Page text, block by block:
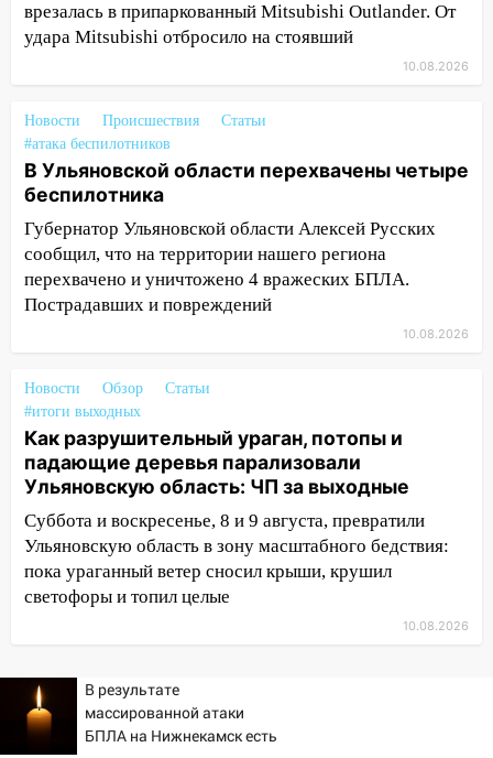
10:00 В Кузоватово ураганный ветер
повредил кровли районного дома
09:20
машину в Ульяновске попал на видео
09:16 Утро ульяновских водителей
началось с «глухой» пробки на старом
мосту
09:10 Соцсети: на Московском шоссе в
Ульяновске произошла авария
07:00 Прохладная ночь и ветреный
день: прогноз погоды в Ульяновске 10
августа
Как разрушительный ураган,
потопы и падающие деревья
парализовали Ульяновскую область: ЧП
за выходные
05:00
Боль, скованность и старение
дисков: как повседневные привычки
незаметно разрушают наш позвоночник
врезалась в припаркованный Mitsubishi Outlander. От
удара Mitsubishi отбросило на стоявший
10.08.2026
Новости Происшествия
Статьи
#атака беспилотников
В Ульяновской области перехвачены четыре
беспилотника
Губернатор Ульяновской области Алексей Русских
сообщил, что на территории нашего региона
перехвачено и уничтожено 4 вражеских БПЛА.
Пострадавших и повреждений
10.08.2026
Новости Обзор
Статьи
#итоги выходных
Как разрушительный ураган, потопы и
падающие деревья парализовали
Ульяновскую область: ЧП за выходные
Суббота и воскресенье, 8 и 9 августа, превратили
Ульяновскую область в зону масштабного бедствия:
пока ураганный ветер сносил крыши, крушил
светофоры и топил целые
10.08.2026
В результате
массированной атаки
БПЛА на Нижнекамск есть